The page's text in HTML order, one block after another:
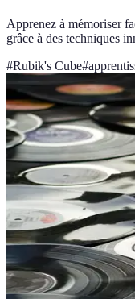
Apprenez à mémoriser
grâce à des techniques
#Rubik's Cube#